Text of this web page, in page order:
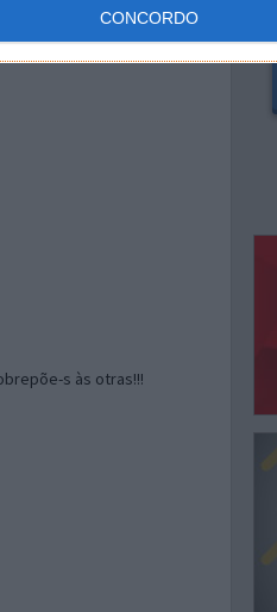
CONCORDO
s às otras!!!